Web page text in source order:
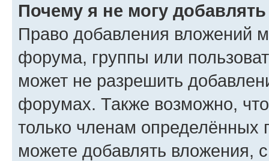
Почему я не могу
Право добавления вложений
форума, группы или
может не разрешить
форумах. Также возможно,
только членам определённых
можете добавлять вложения,